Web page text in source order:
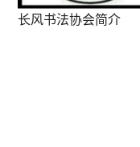
长风书法协会简介